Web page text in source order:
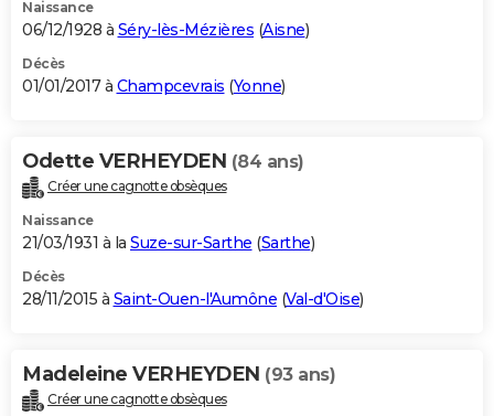
Naissance
06/12/1928 à Séry-lès-Mézières (Aisne)
Décès
01/01/2017 à Champcevrais (Yonne)
Odette VERHEYDEN (84 ans)
Créer une cagnotte obsèques
Naissance
21/03/1931 à la Suze-sur-Sarthe (Sarthe)
Décès
28/11/2015 à Saint-Ouen-l'Aumône (Val-d'Oise)
Madeleine VERHEYDEN (93 ans)
Créer une cagnotte obsèques